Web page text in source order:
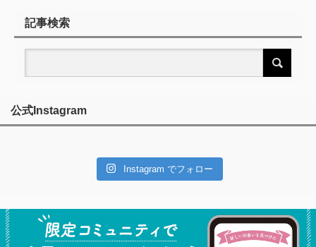
記事検索
公式Instagram
Instagram でフォロー